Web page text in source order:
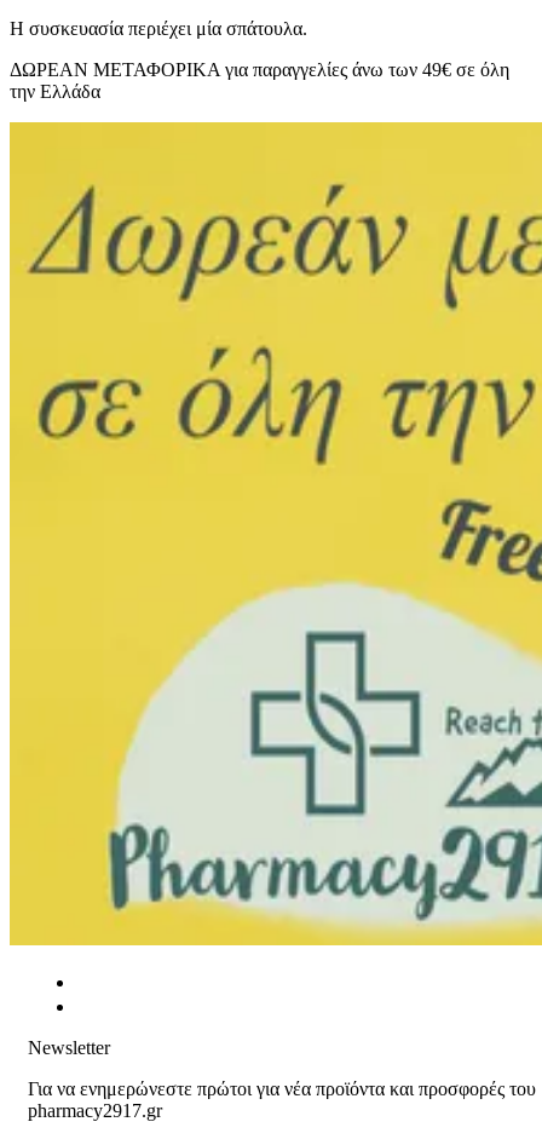
Η συσκευασία περιέχει μία σπάτουλα.
ΔΩΡΕΑΝ ΜΕΤΑΦΟΡΙΚΑ για παραγγελίες άνω των 49€ σε όλη
την Ελλάδα
Newsletter
Για να ενημερώνεστε πρώτοι για νέα προϊόντα και προσφορές του
pharmacy2917.gr